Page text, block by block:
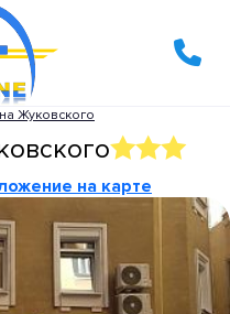
Жуковского
на карте